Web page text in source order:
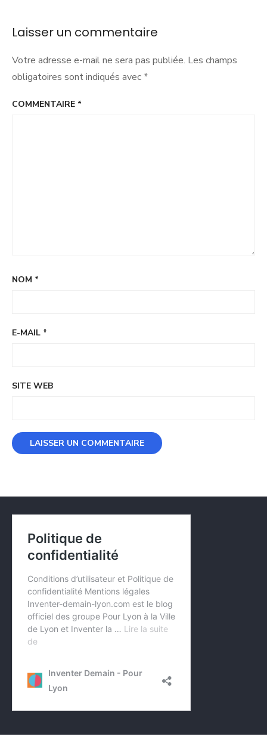
éviter
confus,
incohérent
Laisser un commentaire
Votre adresse e-mail ne sera pas publiée. Les champs
obligatoires sont indiqués avec*
COMMENTAIRE *
NOM *
E-MAIL *
SITE WEB